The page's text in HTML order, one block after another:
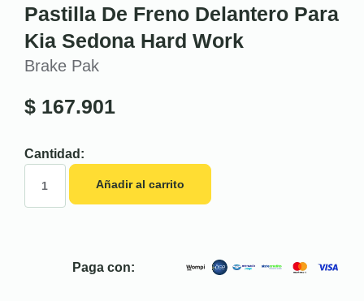
Pastilla De Freno Delantero Para
Kia Sedona Hard Work
Brake Pak
$ 167.901
Cantidad:
Añadir al carrito
Paga con: